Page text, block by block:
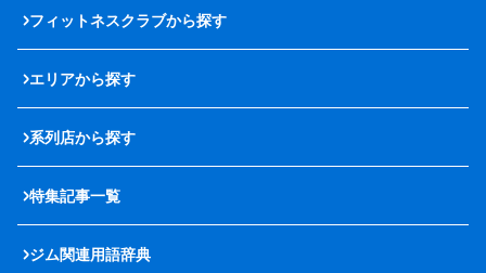
フィットネスクラブから探す
エリアから探す
系列店から探す
特集記事一覧
ジム関連用語辞典